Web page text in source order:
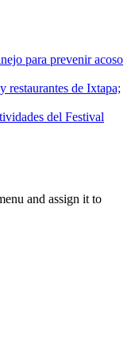
para prevenir acoso
restaurantes de Ixtapa;
del Festival
and assign it to